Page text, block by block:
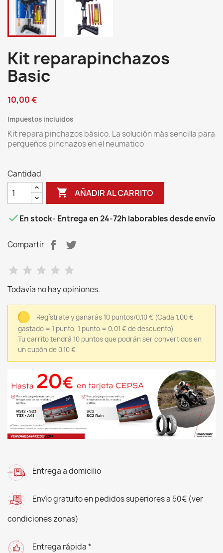
Kit reparapinchazos
Basic
10,00 €
Impuestos incluidos
Kit repara pinchazos básico. La solución más sencilla para
perqueños pinchazos en el neumatico
Cantidad
 AÑADIR AL CARRITO
En stock- Entrega en 24-72h laborables desde envío
Compartir
Todavía no hay opiniones.
Regístrate y ganarás 10 puntos/0,10 € (Cada 1,00 €
gastado = 1 punto, 1 punto = 0,01 € de descuento)
Tu carrito tendrá 10 puntos que podrán ser convertidos en
un cupón de 0,10 €.
Entrega a domicilio
Envío gratuito en pedidos superiores a 50€ (ver
condiciones zonas)
Entrega rápida *